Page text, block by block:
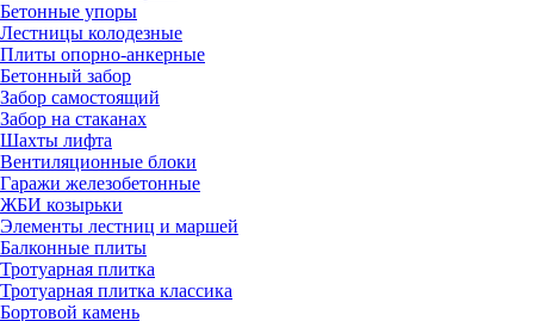
Бетонные упоры
Лестницы колодезные
Плиты опорно-анкерные
Бетонный забор
Забор самостоящий
Забор на стаканах
Шахты лифта
Вентиляционные блоки
Гаражи железобетонные
ЖБИ козырьки
Элементы лестниц и маршей
Балконные плиты
Тротуарная плитка
Тротуарная плитка классика
Бортовой камень